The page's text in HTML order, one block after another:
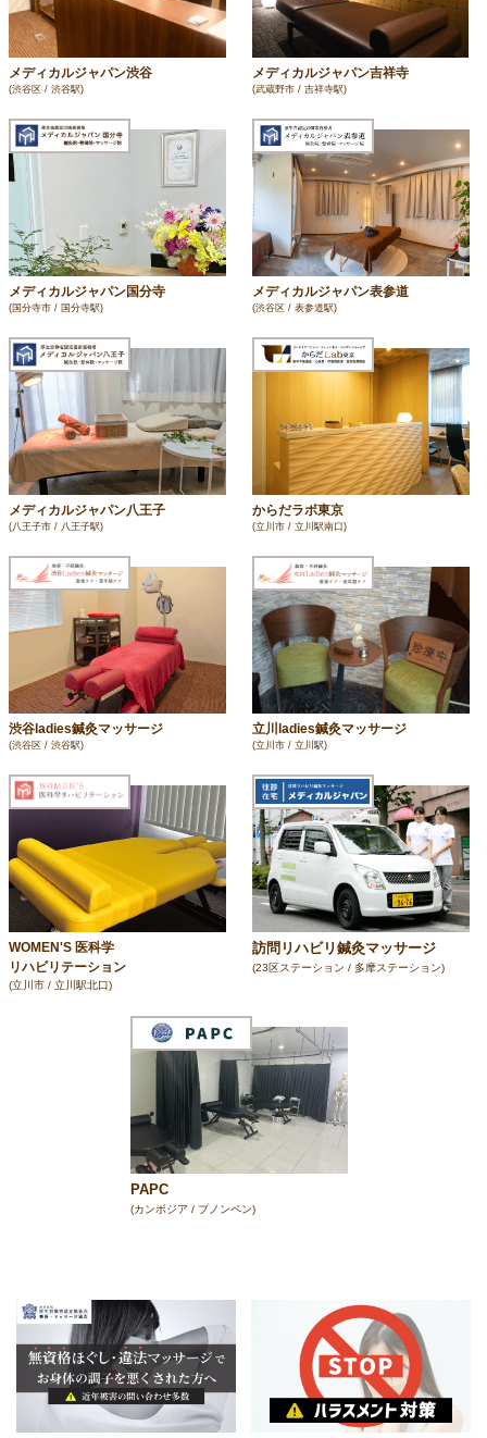
メディカルジャパン渋谷
(渋谷区 / 渋谷駅)
メディカルジャパン吉祥寺
(武蔵野市 / 吉祥寺駅)
メディカルジャパン国分寺
(国分寺市 / 国分寺駅)
メディカルジャパン表参道
(渋谷区 / 表参道駅)
メディカルジャパン八王子
(八王子市 / 八王子駅)
からだラボ東京
(立川市 / 立川駅南口)
渋谷ladies鍼灸マッサージ
(渋谷区 / 渋谷駅)
立川ladies鍼灸マッサージ
(立川市 / 立川駅)
WOMEN'S 医科学
リハビリテーション
(立川市 / 立川駅北口)
訪問リハビリ鍼灸マッサージ
(23区ステーション / 多摩ステーション)
PAPC
(カンボジア / プノンペン)